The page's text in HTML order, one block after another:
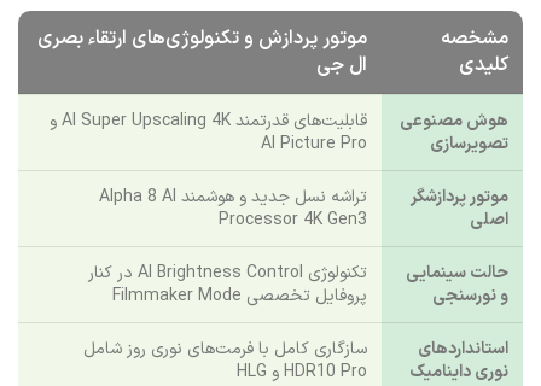
مشخصه
کلیدی
موتور پردازش و تکنولوژی‌های ارتقاء بصری
ال جی
هوش مصنوعی
تصویرسازی
قابلیت‌های قدرتمند AI Super Upscaling 4K و
AI Picture Pro
موتور پردازشگر
اصلی
تراشه نسل جدید و هوشمند Alpha 8 AI
Processor 4K Gen3
حالت سینمایی
و نورسنجی
تکنولوژی AI Brightness Control در کنار
پروفایل تخصصی Filmmaker Mode
استانداردهای
نوری داینامیک
سازگاری کامل با فرمت‌های نوری روز شامل
HDR10 Pro و HLG